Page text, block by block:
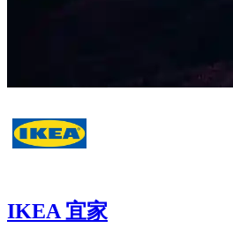
IKEA 宜家